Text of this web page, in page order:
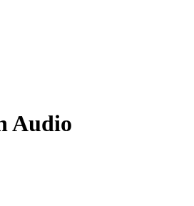
Audio